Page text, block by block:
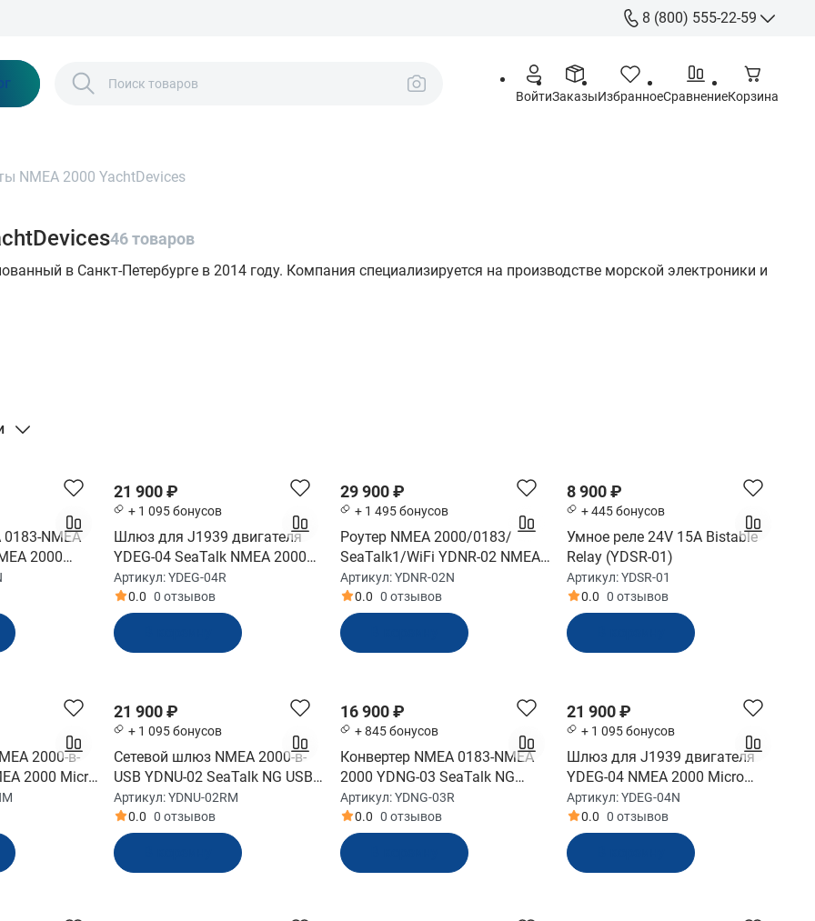
8 (800) 555-22-59
8 (800)
Call-Centre
ВойтиЗаказыИзбранноеСравнениеКорзина
NMEA 2000 YachtDevices
46 товаров
в Санкт-Петербурге в 2014 году. Компания специализируется на производстве морской электроники и
0183-NMEA
2000
03N)
21 900 ₽
+ 1 095 бонусов
Шлюз для J1939 двигателя
YDEG-04 SeaTalk NMEA 2000
NG Connector (YDEG-04R)
Артикул:YDEG-04R
0.0 0 отзывов
29 900 ₽
+ 1 495 бонусов
Роутер NMEA 2000/0183/
SeaTalk1/WiFi YDNR-02 NMEA
2000 Micro Male 2 x NMEA0183
SeaTalk (YDNR-02N)
Артикул:YDNR-02N
0.0 0 отзывов
8 900 ₽
+ 445 бонусов
Умное реле 24V 15A Bistable
Relay (YDSR-01)
Артикул:YDSR-01
0.0 0 отзывов
2000-в-
2000 Micro
USB Male (YDNU-02NM)
21 900 ₽
+ 1 095 бонусов
Сетевой шлюз NMEA 2000-в-
USB YDNU-02 SeaTalk NG USB
Male (YDNU-02RM)
Артикул:YDNU-02RM
0.0 0 отзывов
16 900 ₽
+ 845 бонусов
Конвертер NMEA 0183-NMEA
2000 YDNG-03 SeaTalk NG
Connector (YDNG-03R)
Артикул:YDNG-03R
0.0 0 отзывов
21 900 ₽
+ 1 095 бонусов
Шлюз для J1939 двигателя
YDEG-04 NMEA 2000 Micro
Male (YDEG-04N)
Артикул:YDEG-04N
0.0 0 отзывов